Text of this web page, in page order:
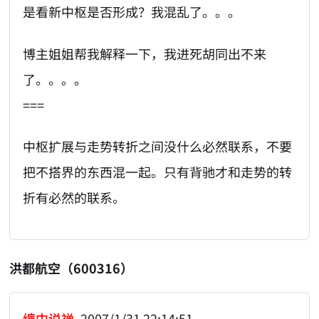
是看新中枢是否形成？我混乱了。。。
博主姐姐帮我解释一下，我进死胡同出不来
了。。。。
===
中枢扩展与走势转折之间没什么必然联系，不要
把不搭界的东西混一起。只有背驰才和走势的转
折有必然的联系。
洪都航空（600316）